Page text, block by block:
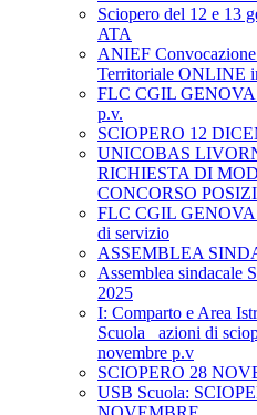
Sciopero del 12 e 13
ATA
ANIEF Convocazione
Territoriale ONLINE
FLC CGIL GENOVA
p.v.
SCIOPERO 12
UNICOBAS
RICHIESTA DI
CONCORSO
FLC CGIL GENOVA
di servizio
ASSEMBLEA
Assemblea sindacale
2025
I: Comparto e Area
Scuola_ azioni di
novembre p.v
SCIOPERO 28
USB Scuola: